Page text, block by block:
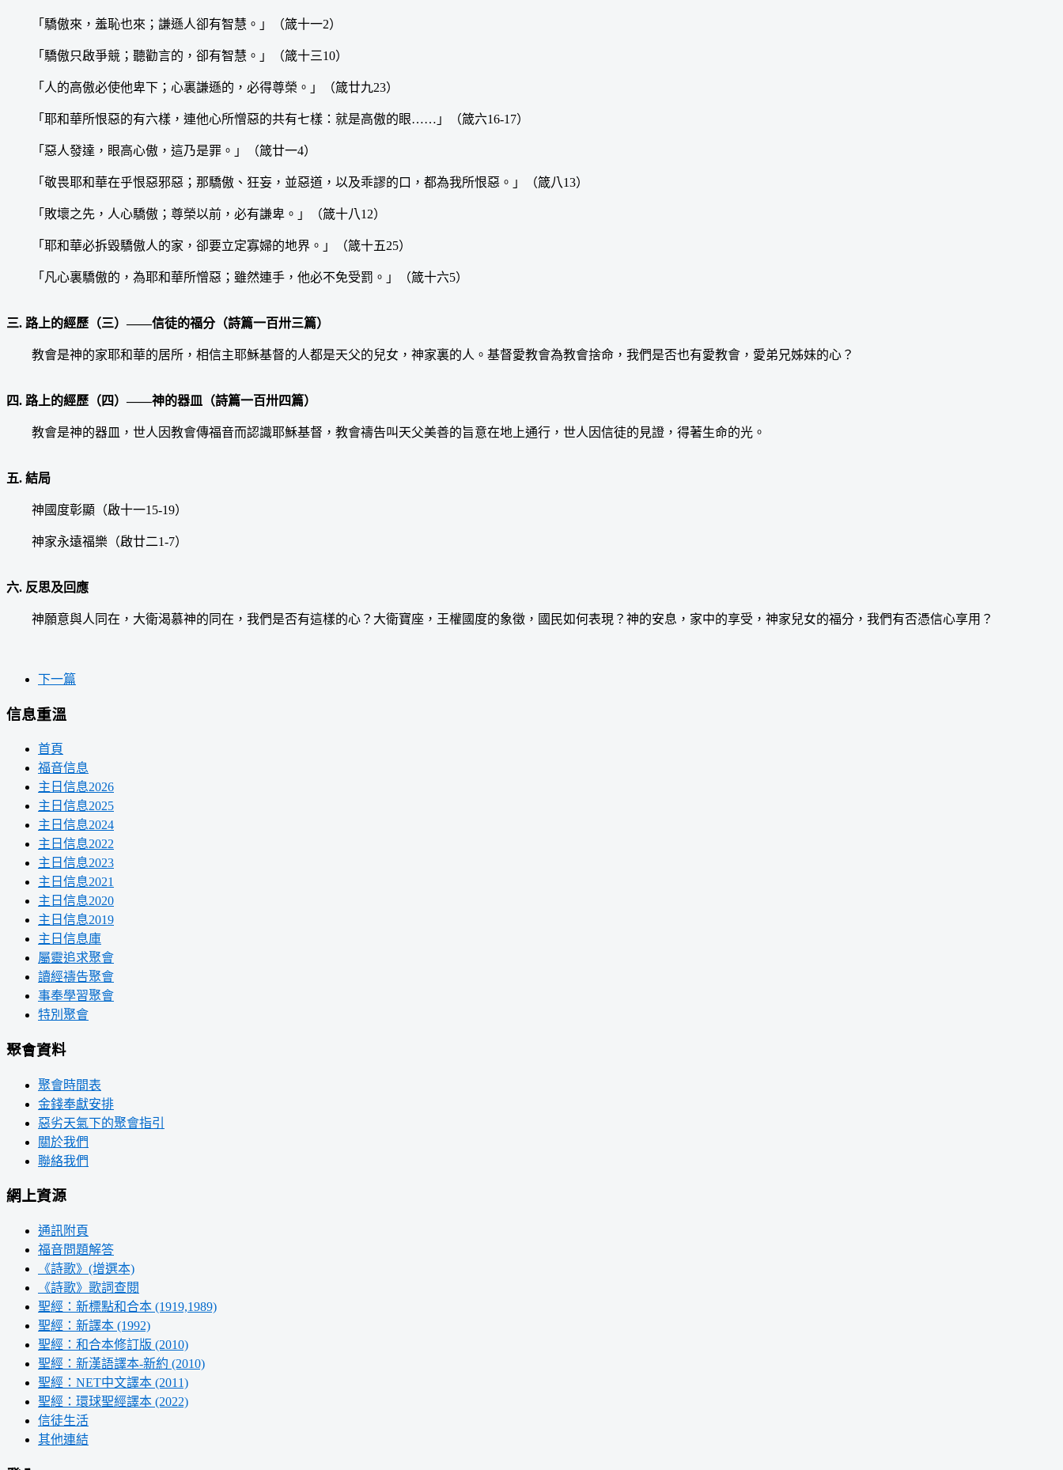
「驕傲來，羞恥也來；謙遜人卻有智慧。」（箴十一2）
「驕傲只啟爭競；聽勸言的，卻有智慧。」（箴十三10）
「人的高傲必使他卑下；心裏謙遜的，必得尊榮。」（箴廿九23）
「耶和華所恨惡的有六樣，連他心所憎惡的共有七樣：就是高傲的眼……」（箴六16-17）
「惡人發達，眼高心傲，這乃是罪。」（箴廿一4）
「敬畏耶和華在乎恨惡邪惡；那驕傲、狂妄，並惡道，以及乖謬的口，都為我所恨惡。」（箴八13）
「敗壞之先，人心驕傲；尊榮以前，必有謙卑。」（箴十八12）
「耶和華必拆毀驕傲人的家，卻要立定寡婦的地界。」（箴十五25）
「凡心裏驕傲的，為耶和華所憎惡；雖然連手，他必不免受罰。」（箴十六5）
三. 路上的經歷（三）——信徒的福分（詩篇一百卅三篇）
教會是神的家耶和華的居所，相信主耶穌基督的人都是天父的兒女，神家裏的人。基督愛教會為教會捨命，我們是否也有愛教會，愛弟兄姊妹的心？
四. 路上的經歷（四）——神的器皿（詩篇一百卅四篇）
教會是神的器皿，世人因教會傳福音而認識耶穌基督，教會禱告叫天父美善的旨意在地上通行，世人因信徒的見證，得著生命的光。
五. 結局
神國度彰顯（啟十一15-19）
神家永遠福樂（啟廿二1-7）
六. 反思及回應
神願意與人同在，大衛渴慕神的同在，我們是否有這樣的心？大衛寶座，王權國度的象徵，國民如何表現？神的安息，家中的享受，神家兒女的福分，我們有否憑信心享用？
下一篇
信息重溫
首頁
福音信息
主日信息2026
主日信息2025
主日信息2024
主日信息2022
主日信息2023
主日信息2021
主日信息2020
主日信息2019
主日信息庫
屬靈追求聚會
讀經禱告聚會
事奉學習聚會
特別聚會
聚會資料
聚會時間表
金錢奉獻安排
惡劣天氣下的聚會指引
關於我們
聯絡我們
網上資源
通訊附頁
福音問題解答
《詩歌》(增選本)
《詩歌》歌詞查閱
聖經：新標點和合本 (1919,1989)
聖經：新譯本 (1992)
聖經：和合本修訂版 (2010)
聖經：新漢語譯本-新約 (2010)
聖經：NET中文譯本 (2011)
聖經：環球聖經譯本 (2022)
信徒生活
其他連結